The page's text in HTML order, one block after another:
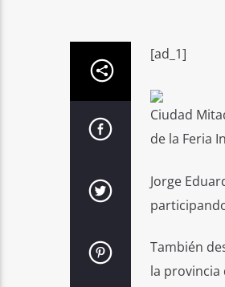
[ad_1]
Ciudad
de la Feria
Jorge
También
la provincia